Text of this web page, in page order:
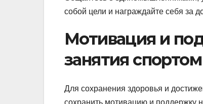
собой цели и награждайте себя за
Мотивация и
занятия спортом
Для сохранения здоровья и
сохранить мотивацию и поддержку